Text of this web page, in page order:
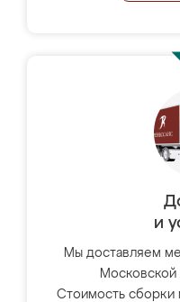
и
Мы доставляем
Московской
Стоимость сборки